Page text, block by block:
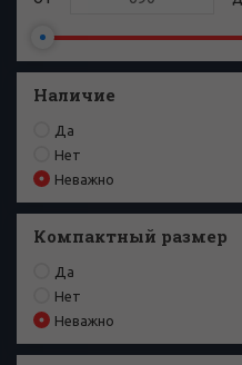
Наличие
Да
Нет
Неважно
Компактный размер
Да
Нет
Неважно